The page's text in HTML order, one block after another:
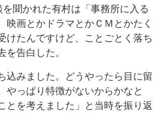
を聞かれた有村は「事務所に入る
映画とかドラマとかＣＭとかたく
けたんですけど、ことごとく落ち
を告白した。
みました。どうやったら目に留
やっぱり特徴がないからかなと
とを考えました」と当時を振り返